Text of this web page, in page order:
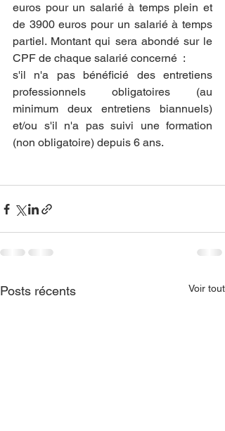
euros pour un salarié à temps plein et
de 3900 euros pour un salarié à temps
partiel. Montant qui sera abondé sur le
CPF de chaque salarié concerné  :
s'il n'a pas bénéficié des entretiens
professionnels obligatoires (au
minimum deux entretiens biannuels)
et/ou s'il n'a pas suivi une formation
(non obligatoire) depuis 6 ans.
Posts récents Voir tout